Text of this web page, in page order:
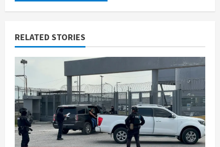
RELATED STORIES